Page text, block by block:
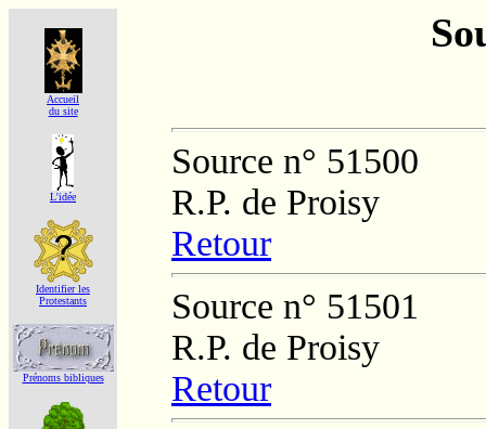
Accueil
du site
L'idée
Identifier les
Protestants
Prénoms bibliques
Source n° 51500
R.P. de Proisy
Retour
Source n° 51501
R.P. de Proisy
Retour